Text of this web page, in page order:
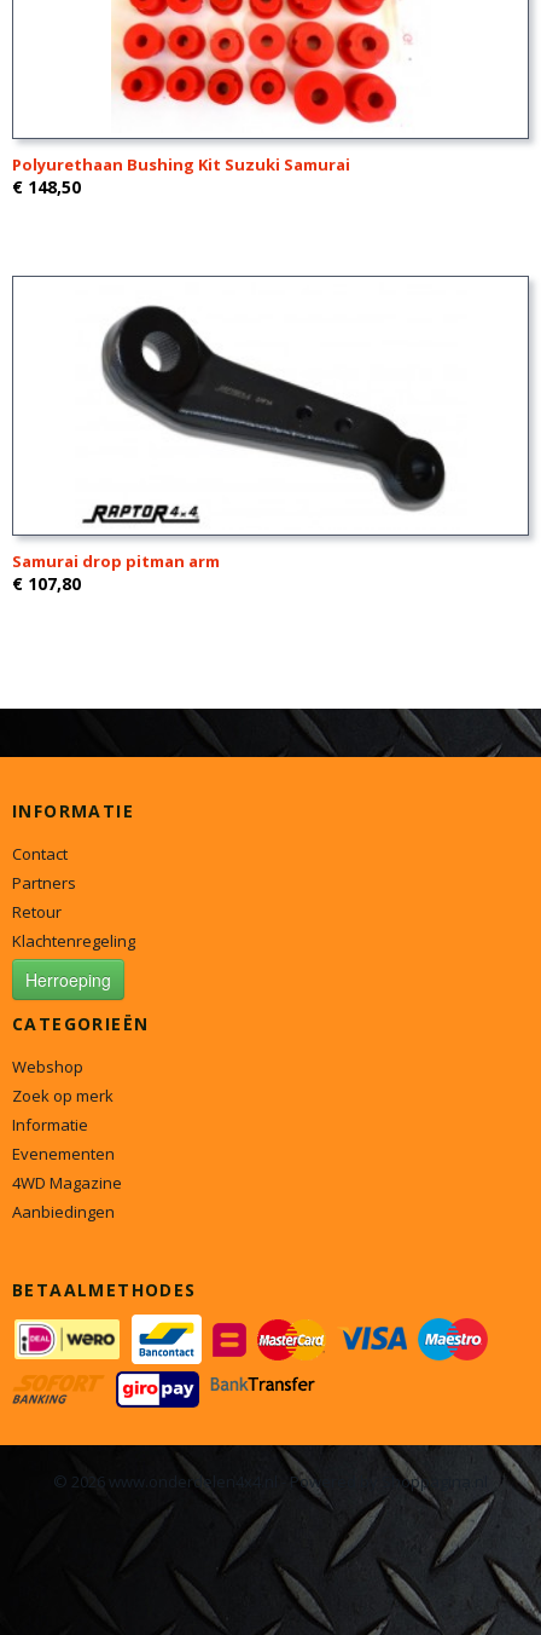
Polyurethaan Bushing Kit Suzuki Samurai
€ 148,50
Samurai drop pitman arm
€ 107,80
INFORMATIE
Contact
Partners
Retour
Klachtenregeling
Herroeping
CATEGORIEËN
Webshop
Zoek op merk
Informatie
Evenementen
4WD Magazine
Aanbiedingen
BETAALMETHODES
© 2026 www.onderdelen4x4.nl - Powered by Shoppagina.nl